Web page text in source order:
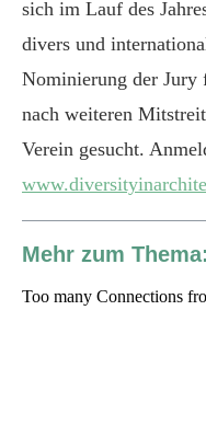
sich im Lauf des
divers und
Nominierung der Jury
nach weiteren
Verein gesucht.
Mehr zum Thema: